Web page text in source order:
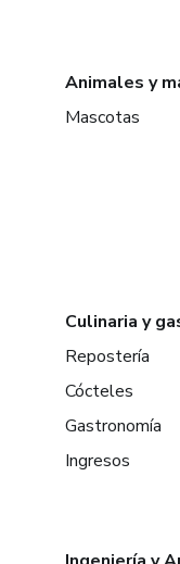
Animales y
Mascotas
Culinaria y
Repostería
Cócteles
Gastronomía
Ingresos